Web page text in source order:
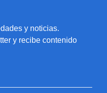
y noticias.
y recibe contenido